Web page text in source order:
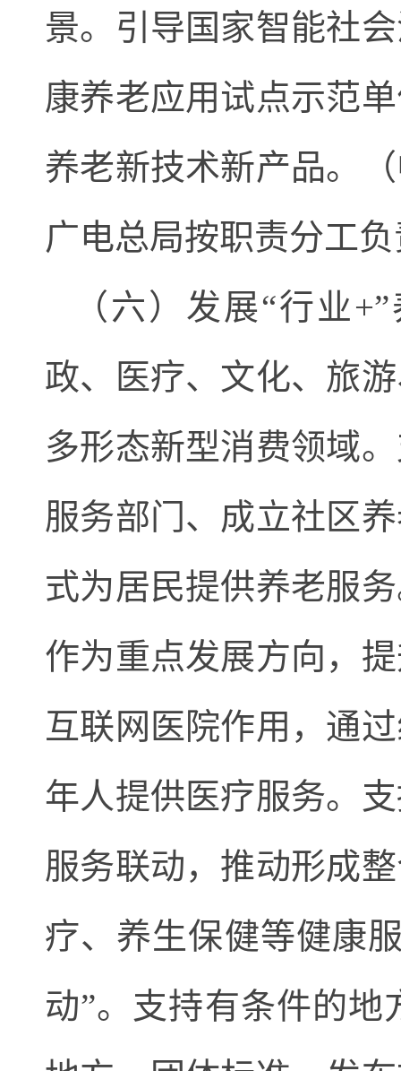
景。引导国家智能社
康养老应用试点示范
养老新技术新产品。
广电总局按职责分工
（六）发展“行业
政、医疗、文化、旅
多形态新型消费领域
服务部门、成立社区
式为居民提供养老服
作为重点发展方向，
互联网医院作用，通
年人提供医疗服务。
服务联动，推动形成
疗、养生保健等健康
动”。支持有条件的